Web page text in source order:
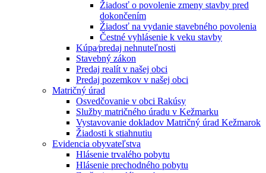
Žiadosť o povolenie zmeny stavby pred
dokončením
Žiadosť na vydanie stavebného povolenia
Čestné vyhlásenie k veku stavby
Kúpa⁄predaj nehnuteľnosti
Stavebný zákon
Predaj realít v našej obci
Predaj pozemkov v našej obci
Matričný úrad
Osvedčovanie v obci Rakúsy
Služby matričného úradu v Kežmarku
Vystavovanie dokladov Matričný úrad Kežmarok
Žiadosti k stiahnutiu
Evidencia obyvateľstva
Hlásenie trvalého pobytu
Hlásenie prechodného pobytu